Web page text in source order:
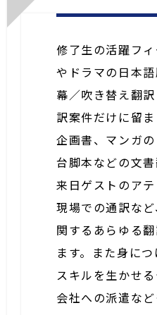
修了生の活躍フ
やドラマの日本
幕／吹き替え翻
訳案件だけに留
企画書、マンガ
台脚本などの文書
来日ゲストのア
現場での通訳な
関するあらゆる
ます。また身に
スキルを生かせ
会社への派遣な